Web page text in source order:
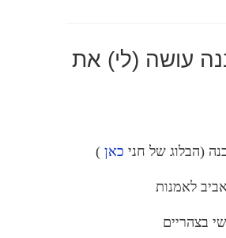
עושה (לי) את
(הבלוג של חני כאן )
לאמנות
בצהריים